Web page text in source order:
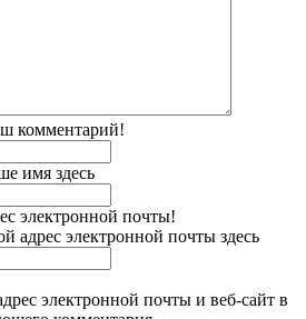
комментарий!
имя здесь
электронной почты!
адрес электронной почты здесь
электронной почты и веб-сайт в